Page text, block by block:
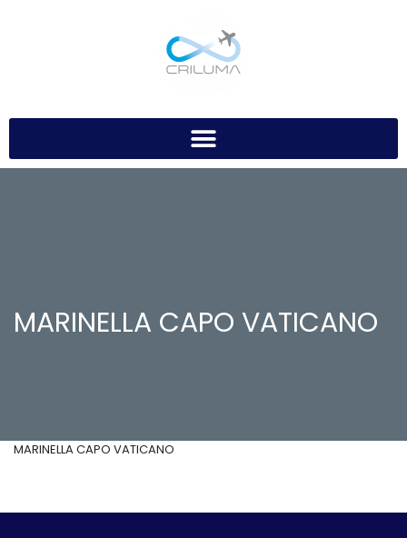
MARINELLA CAPO VATICANO
MARINELLA CAPO VATICANO